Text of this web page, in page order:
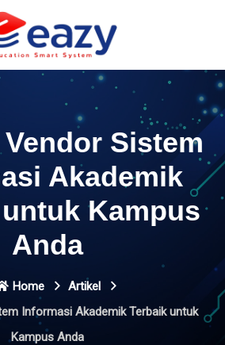
Sistem
Akademik
Kampus
Anda
Home
Artikel
Informasi Akademik Terbaik untuk
Kampus Anda